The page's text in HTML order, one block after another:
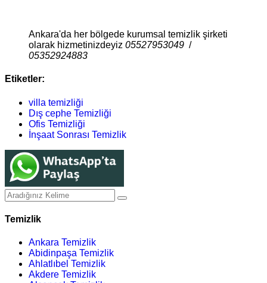
Ankara'da her bölgede kurumsal temizlik şirketi
olarak hizmetinizdeyiz 05527953049 /
05352924883
Etiketler:
villa temizliği
Dış cephe Temizliği
Ofis Temizliği
İnşaat Sonrası Temizlik
Temizlik
Ankara Temizlik
Abidinpaşa Temizlik
Ahlatlıbel Temizlik
Akdere Temizlik